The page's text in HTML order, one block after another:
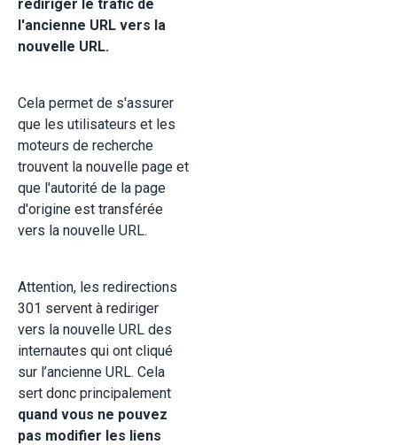
rediriger le trafic de
l'ancienne URL vers la
nouvelle URL.
Cela permet de s'assurer
que les utilisateurs et les
moteurs de recherche
trouvent la nouvelle page et
que l'autorité de la page
d'origine est transférée
vers la nouvelle URL.
Attention, les redirections
301 servent à rediriger
vers la nouvelle URL des
internautes qui ont cliqué
sur l’ancienne URL. Cela
sert donc principalement
quand vous ne pouvez
pas modifier les liens